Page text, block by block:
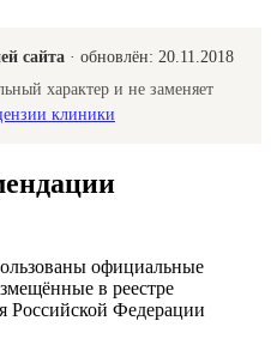
сайта · обновлён: 20.11.2018
характер и не заменяет
клиники
официальные
в реестре
Российской Федерации